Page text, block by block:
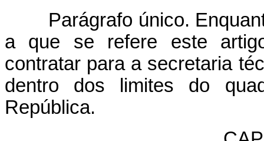
Parágrafo único.
a que se refere este
contratar para a secretaria
dentro dos limites do
República.